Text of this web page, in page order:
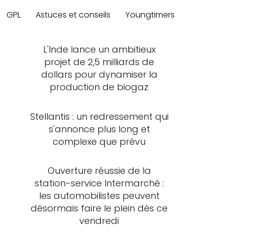
GPL Astuces et conseils Youngtimers
L'Inde lance un ambitieux
projet de 2,5 milliards de
dollars pour dynamiser la
production de biogaz
Stellantis : un redressement qui
s'annonce plus long et
complexe que prévu
Ouverture réussie de la
station-service Intermarché :
les automobilistes peuvent
désormais faire le plein dès ce
vendredi